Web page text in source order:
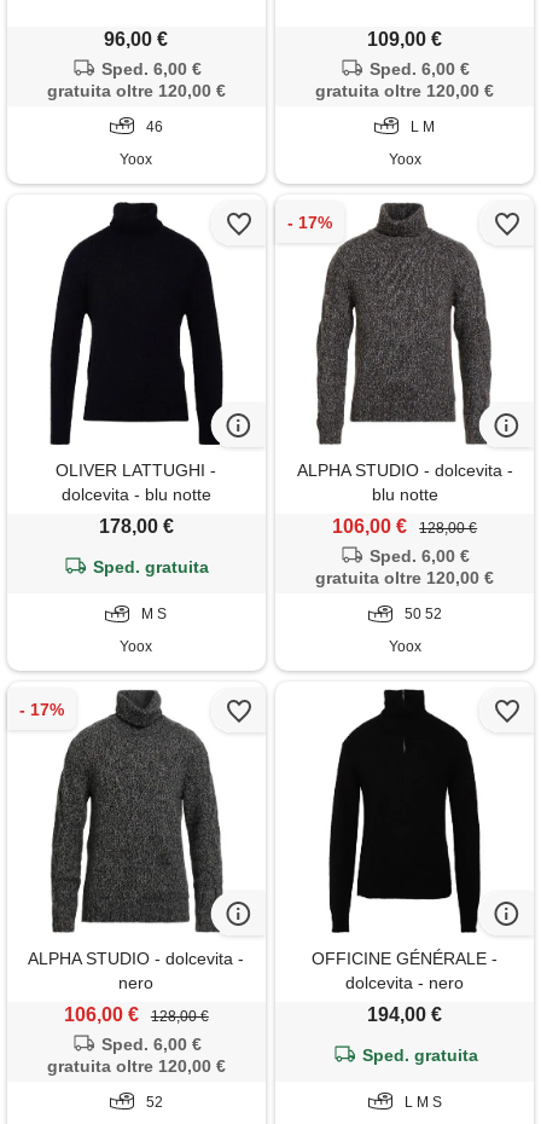
96,00 €
Sped. 6,00 €
gratuita oltre 120,00 €
46
Yoox
109,00 €
Sped. 6,00 €
gratuita oltre 120,00 €
L M
Yoox
OLIVER LATTUGHI -
dolcevita - blu notte
178,00 €
Sped. gratuita
M S
Yoox
ALPHA STUDIO - dolcevita -
blu notte
106,00 € 128,00 €
Sped. 6,00 €
gratuita oltre 120,00 €
50 52
Yoox
ALPHA STUDIO - dolcevita -
nero
106,00 € 128,00 €
Sped. 6,00 €
gratuita oltre 120,00 €
52
OFFICINE GÉNÉRALE -
dolcevita - nero
194,00 €
Sped. gratuita
L M S